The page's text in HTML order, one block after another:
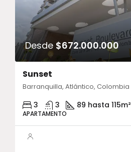
Desde $672.000.000
Sunset
Barranquilla, Atlántico, Colombia
3 3 89 hasta 115m²
APARTAMENTO